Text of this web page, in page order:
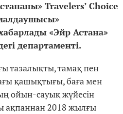
Travelers’ Choice
«Эйр Астана»
департаменті.
тазалықты, тамақ пен
қашықтығы, баға мен
ойын-cауық жүйесін
ақпаннан 2018 жылғы